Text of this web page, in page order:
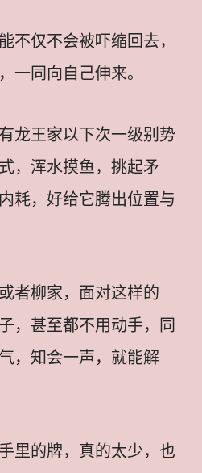
不仅不会被吓缩回去，
一同向自己伸来。
龙王家以下次一级别势
，浑水摸鱼，挑起矛
耗，好给它腾出位置与
者柳家，面对这样的
，甚至都不用动手，同
，知会一声，就能解
里的牌，真的太少，也